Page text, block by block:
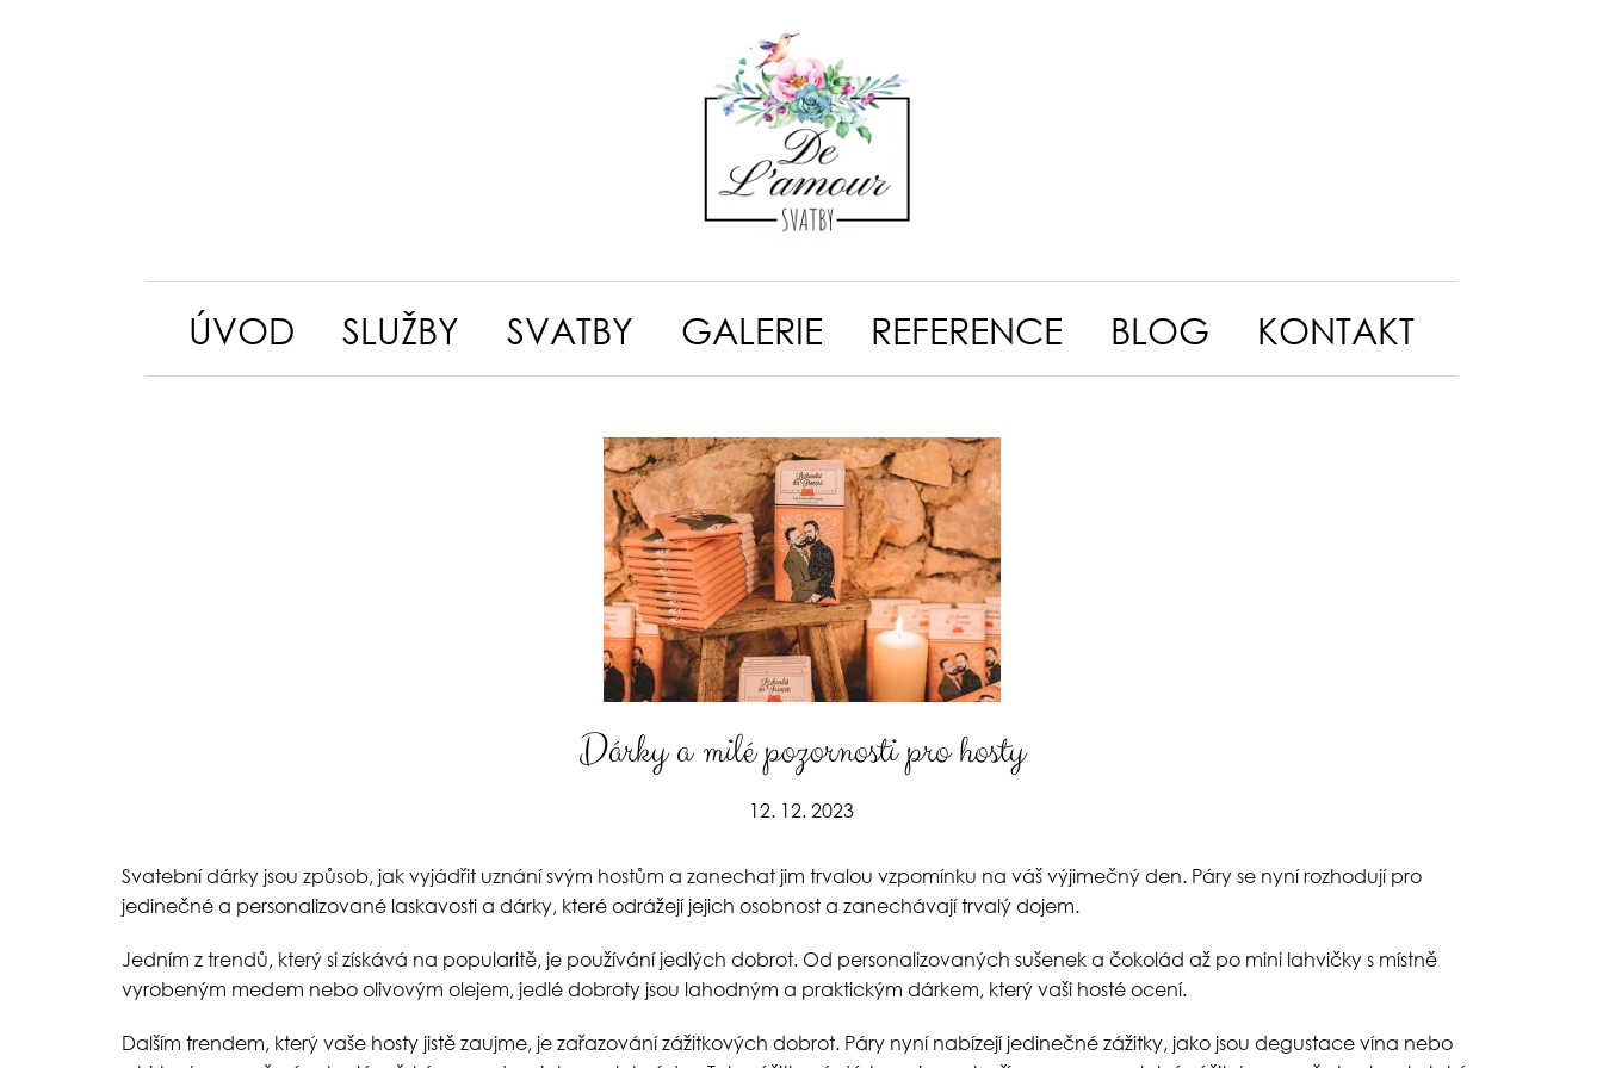
ÚVOD SLUŽBY SVATBY GALERIE REFERENCE BLOG KONTAKT
Dárky a milé pozornosti pro hosty
12. 12. 2023
Svatební dárky jsou způsob, jak vyjádřit uznání svým hostům a zanechat jim trvalou vzpomínku na váš výjimečný den. Páry se nyní rozhodují pro
jedinečné a personalizované laskavosti a dárky, které odrážejí jejich osobnost a zanechávají trvalý dojem.
Jedním z trendů, který si získává na popularitě, je používání jedlých dobrot. Od personalizovaných sušenek a čokolád až po mini lahvičky s místně
vyrobeným medem nebo olivovým olejem, jedlé dobroty jsou lahodným a praktickým dárkem, který vaši hosté ocení.
Dalším trendem, který vaše hosty jistě zaujme, je zařazování zážitkových dobrot. Páry nyní nabízejí jedinečné zážitky, jako jsou degustace vína nebo